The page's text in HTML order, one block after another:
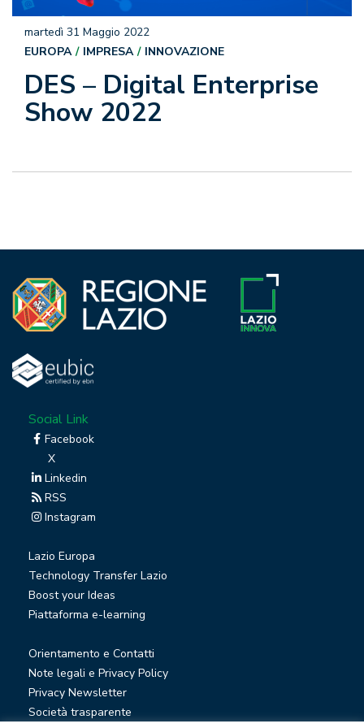
DES – Digital Enterprise
Show 2022
martedì 31 Maggio 2022
EUROPA
IMPRESA INNOVAZIONE
Social Link
Facebook
X
Linkedin
RSS
Instagram
Lazio Europa
Technology Transfer Lazio
Boost your Ideas
Piattaforma e-learning
Orientamento e Contatti
Note legali e Privacy Policy
Privacy Newsletter
Società trasparente